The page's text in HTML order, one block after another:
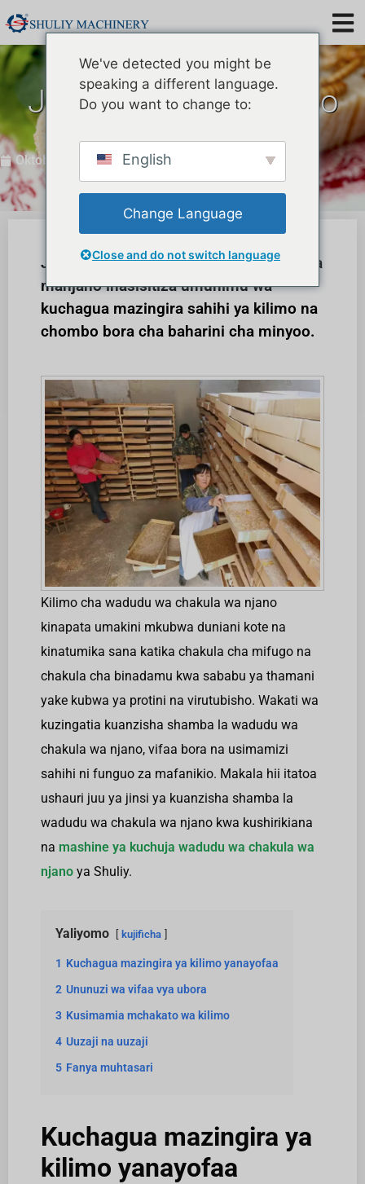
Je, shamba la minyoo
huanzishwaje?
Oktoba 23, 2024
Jinsi ya kuanzisha shamba la minyoo ya
manjano inasisitiza umuhimu wa
kuchagua mazingira sahihi ya kilimo na
chombo bora cha baharini cha minyoo.
Kilimo cha wadudu wa chakula wa njano
kinapata umakini mkubwa duniani kote na
kinatumika sana katika chakula cha mifugo na
chakula cha binadamu kwa sababu ya thamani
yake kubwa ya protini na virutubisho. Wakati wa
kuzingatia kuanzisha shamba la wadudu wa
chakula wa njano, vifaa bora na usimamizi
sahihi ni funguo za mafanikio. Makala hii itatoa
ushauri juu ya jinsi ya kuanzisha shamba la
wadudu wa chakula wa njano kwa kushirikiana
na mashine ya kuchuja wadudu wa chakula wa
njano ya Shuliy.
Yaliyomo kujificha
1 Kuchagua mazingira ya kilimo yanayofaa
2 Ununuzi wa vifaa vya ubora
3 Kusimamia mchakato wa kilimo
4 Uuzaji na uuzaji
5 Fanya muhtasari
Kuchagua mazingira ya
kilimo yanayofaa
We've detected you might be
speaking a different language.
Do you want to change to:
English
Change Language
Close and do not switch language